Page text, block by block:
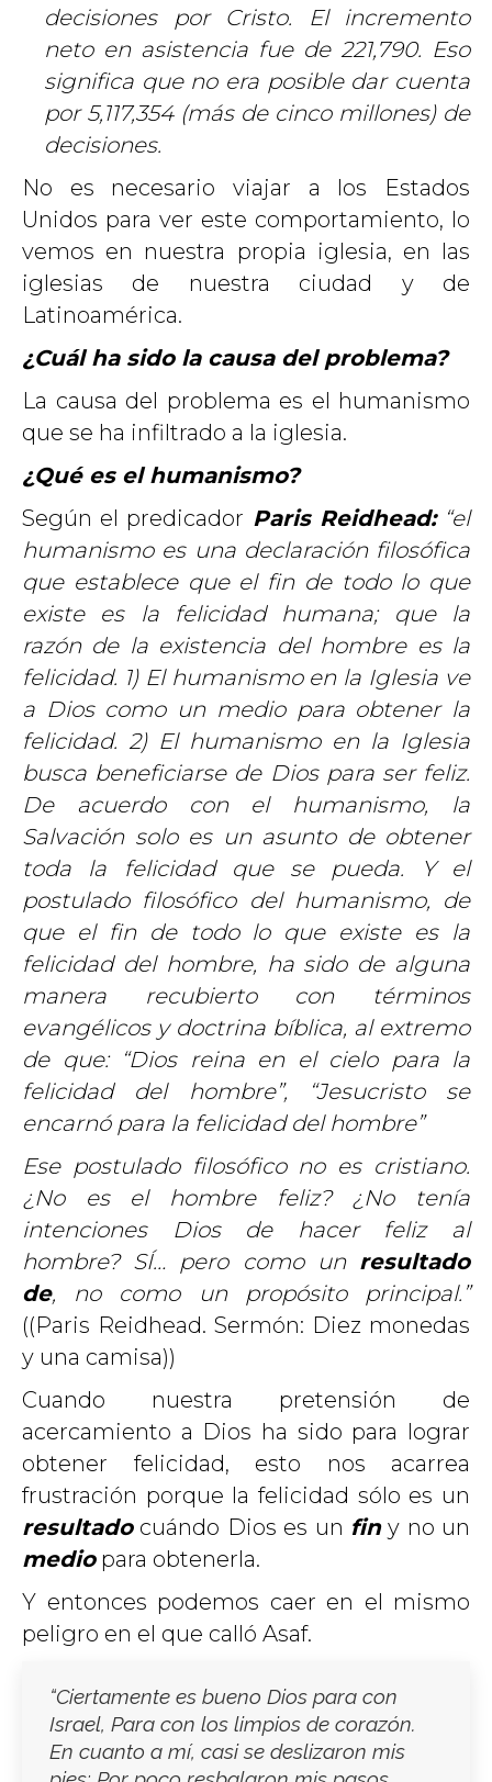
decisiones por Cristo. El incremento
neto en asistencia fue de 221,790. Eso
significa que no era posible dar cuenta
por 5,117,354 (más de cinco millones) de
decisiones.
No es necesario viajar a los Estados
Unidos para ver este comportamiento, lo
vemos en nuestra propia iglesia, en las
iglesias de nuestra ciudad y de
Latinoamérica.
¿Cuál ha sido la causa del problema?
La causa del problema es el humanismo
que se ha infiltrado a la iglesia.
¿Qué es el humanismo?
Según el predicador Paris Reidhead: “el
humanismo es una declaración filosófica
que establece que el fin de todo lo que
existe es la felicidad humana; que la
razón de la existencia del hombre es la
felicidad. 1) El humanismo en la Iglesia ve
a Dios como un medio para obtener la
felicidad. 2) El humanismo en la Iglesia
busca beneficiarse de Dios para ser feliz.
De acuerdo con el humanismo, la
Salvación solo es un asunto de obtener
toda la felicidad que se pueda. Y el
postulado filosófico del humanismo, de
que el fin de todo lo que existe es la
felicidad del hombre, ha sido de alguna
manera recubierto con términos
evangélicos y doctrina bíblica, al extremo
de que: “Dios reina en el cielo para la
felicidad del hombre”, “Jesucristo se
encarnó para la felicidad del hombre”
Ese postulado filosófico no es cristiano.
¿No es el hombre feliz? ¿No tenía
intenciones Dios de hacer feliz al
hombre? SÍ… pero como un resultado
de, no como un propósito principal.”
((Paris Reidhead. Sermón: Diez monedas
y una camisa))
Cuando nuestra pretensión de
acercamiento a Dios ha sido para lograr
obtener felicidad, esto nos acarrea
frustración porque la felicidad sólo es un
resultadocuándo Dios es un finy no un
mediopara obtenerla.
Y entonces podemos caer en el mismo
peligro en el que calló Asaf.
“Ciertamente es bueno Dios para con
Israel, Para con los limpios de corazón.
En cuanto a mí, casi se deslizaron mis